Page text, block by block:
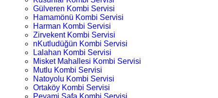
Gülveren Kombi Servisi
Hamamönü Kombi Servisi
Harman Kombi Servisi
Zirvekent Kombi Servisi
nKutludüğün Kombi Servisi
Lalahan Kombi Servisi
Misket Mahallesi Kombi Servisi
Mutlu Kombi Servisi
Natoyolu Kombi Servisi
Ortaköy Kombi Servisi
Peyami Safa Kombi Servisi